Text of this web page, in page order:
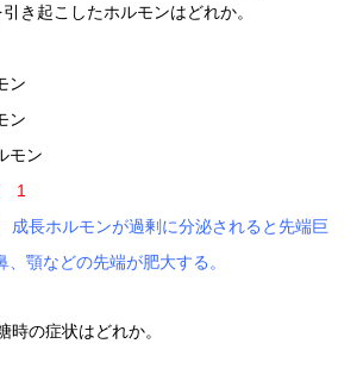
き起こしたホルモンはどれか。
ン
ン
モン
1
長ホルモンが過剰に分泌されると先端巨
、顎などの先端が肥大する。
の症状はどれか。